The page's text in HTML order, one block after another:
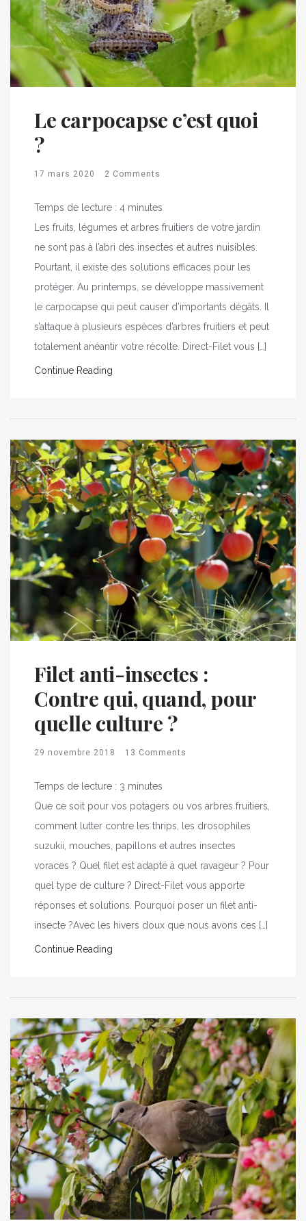
Le carpocapse c’est quoi
?
17 mars 2020 2 Comments
Temps de lecture : 4 minutes
Les fruits, légumes et arbres fruitiers de votre jardin
ne sont pas à l’abri des insectes et autres nuisibles.
Pourtant, il existe des solutions efficaces pour les
protéger. Au printemps, se développe massivement
le carpocapse qui peut causer d’importants dégâts. Il
s’attaque à plusieurs espèces d’arbres fruitiers et peut
totalement anéantir votre récolte. Direct-Filet vous […]
Continue Reading
Filet anti-insectes :
Contre qui, quand, pour
quelle culture ?
29 novembre 2018 13 Comments
Temps de lecture : 3 minutes
Que ce soit pour vos potagers ou vos arbres fruitiers,
comment lutter contre les thrips, les drosophiles
suzukii, mouches, papillons et autres insectes
voraces ? Quel filet est adapté à quel ravageur ? Pour
quel type de culture ? Direct-Filet vous apporte
réponses et solutions. Pourquoi poser un filet anti-
insecte ?Avec les hivers doux que nous avons ces […]
Continue Reading